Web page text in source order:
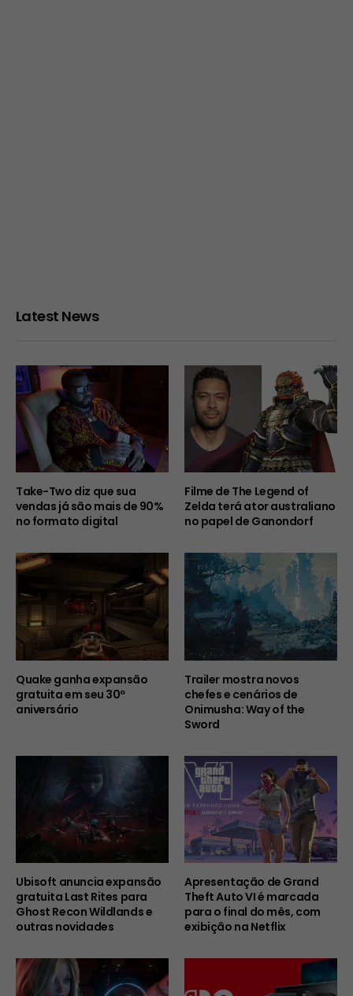
Latest News
Take-Two diz que sua
vendas já são mais de 90%
no formato digital
Filme de The Legend of
Zelda terá ator australiano
no papel de Ganondorf
Quake ganha expansão
gratuita em seu 30º
aniversário
Trailer mostra novos
chefes e cenários de
Onimusha: Way of the
Sword
Ubisoft anuncia expansão
gratuita Last Rites para
Ghost Recon Wildlands e
outras novidades
Apresentação de Grand
Theft Auto VI é marcada
para o final do mês, com
exibição na Netflix